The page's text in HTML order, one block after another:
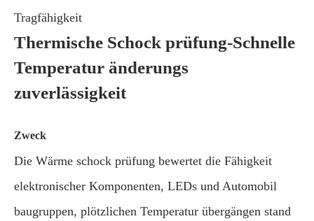
Tragfähigkeit
Thermische Schock prüfung-Schnelle
Temperatur änderungs
zuverlässigkeit
Zweck
Die Wärme schock prüfung bewertet die Fähigkeit
elektronischer Komponenten, LEDs und Automobil
baugruppen, plötzlichen Temperatur übergängen stand